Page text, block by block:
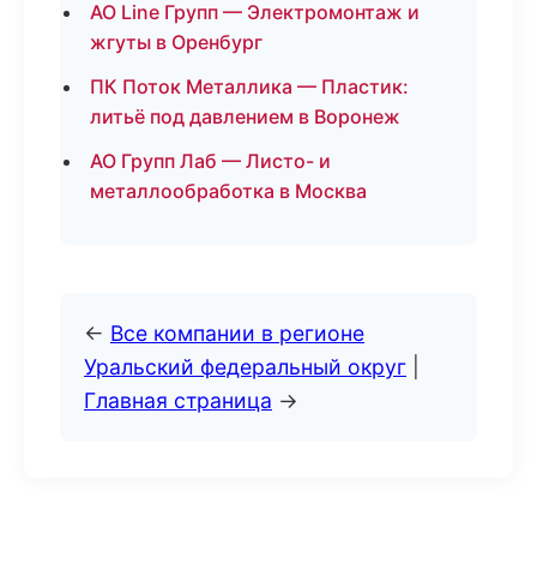
АО Line Групп — Электромонтаж и
жгуты в Оренбург
ПК Поток Металлика — Пластик:
литьё под давлением в Воронеж
АО Групп Лаб — Листо- и
металлообработка в Москва
← Все компании в регионе
Уральский федеральный округ
Главная страница →